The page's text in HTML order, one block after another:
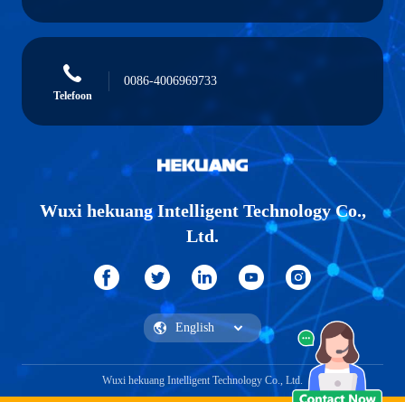
Telefoon
0086-4006969733
Wuxi hekuang Intelligent Technology Co.,
Ltd.
Wuxi hekuang Intelligent Technology Co., Ltd.